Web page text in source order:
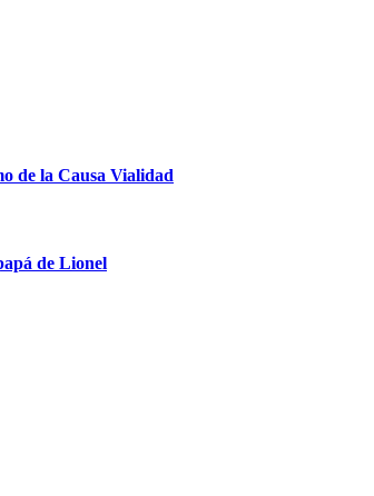
de la Causa Vialidad
de Lionel